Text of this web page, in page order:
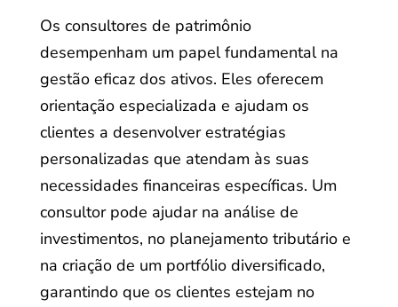
Os consultores de patrimônio
desempenham um papel fundamental na
gestão eficaz dos ativos. Eles oferecem
orientação especializada e ajudam os
clientes a desenvolver estratégias
personalizadas que atendam às suas
necessidades financeiras específicas. Um
consultor pode ajudar na análise de
investimentos, no planejamento tributário e
na criação de um portfólio diversificado,
garantindo que os clientes estejam no